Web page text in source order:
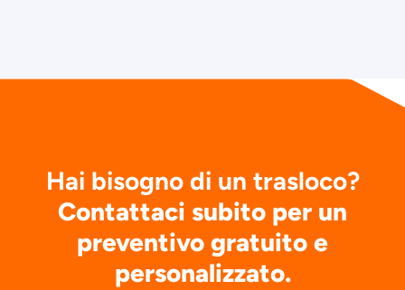
Hai bisogno di un trasloco?
Contattaci subito per un
preventivo gratuito e
personalizzato.